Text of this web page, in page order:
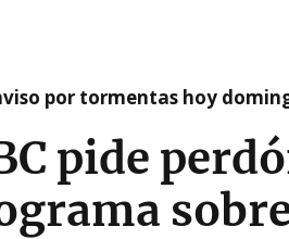
por tormentas hoy
pide